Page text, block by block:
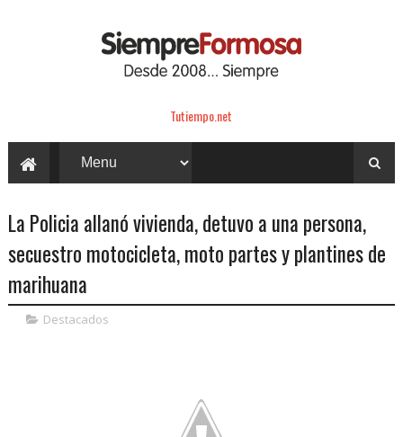
Tutiempo.net
La Policia allanó vivienda, detuvo a una persona,
secuestro motocicleta, moto partes y plantines de
marihuana
Destacados